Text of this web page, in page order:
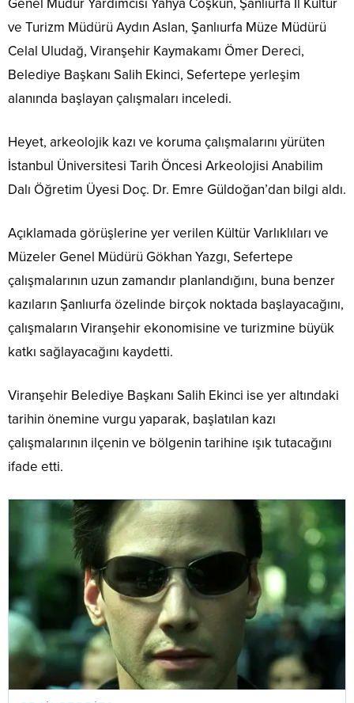
Genel Müdür Yardımcısı Yahya Coşkun, Şanlıurfa İl Kültür
ve Turizm Müdürü Aydın Aslan, Şanlıurfa Müze Müdürü
Celal Uludağ, Viranşehir Kaymakamı Ömer Dereci,
Belediye Başkanı Salih Ekinci, Sefertepe yerleşim
alanında başlayan çalışmaları inceledi.
Heyet, arkeolojik kazı ve koruma çalışmalarını yürüten
İstanbul Üniversitesi Tarih Öncesi Arkeolojisi Anabilim
Dalı Öğretim Üyesi Doç. Dr. Emre Güldoğan’dan bilgi aldı.
Açıklamada görüşlerine yer verilen Kültür Varlıklıları ve
Müzeler Genel Müdürü Gökhan Yazgı, Sefertepe
çalışmalarının uzun zamandır planlandığını, buna benzer
kazıların Şanlıurfa özelinde birçok noktada başlayacağını,
çalışmaların Viranşehir ekonomisine ve turizmine büyük
katkı sağlayacağını kaydetti.
Viranşehir Belediye Başkanı Salih Ekinci ise yer altındaki
tarihin önemine vurgu yaparak, başlatılan kazı
çalışmalarının ilçenin ve bölgenin tarihine ışık tutacağını
ifade etti.